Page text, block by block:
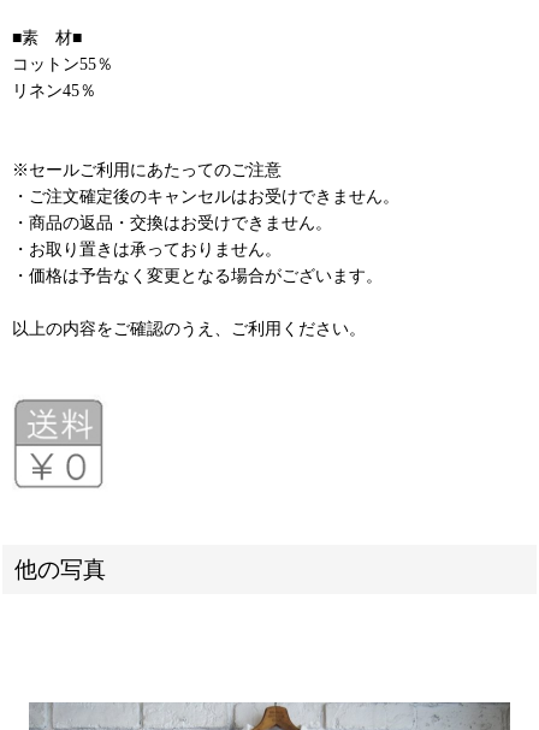
■素 材■
コットン55％
リネン45％
※セールご利用にあたってのご注意
・ご注文確定後のキャンセルはお受けできません。
・商品の返品・交換はお受けできません。
・お取り置きは承っておりません。
・価格は予告なく変更となる場合がございます。
以上の内容をご確認のうえ、ご利用ください。
他の写真